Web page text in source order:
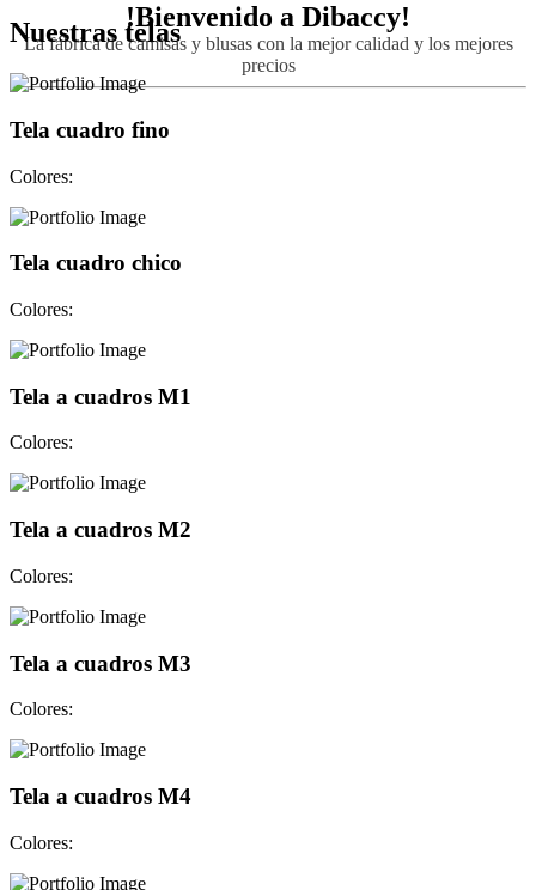
!Bienvenido a Dibaccy!
La fábrica de camisas y blusas con la mejor calidad y los mejores
precios
Nuestras telas
Tela cuadro fino
Colores:
Tela cuadro chico
Colores:
Tela a cuadros M1
Colores:
Tela a cuadros M2
Colores:
Tela a cuadros M3
Colores:
Tela a cuadros M4
Colores: